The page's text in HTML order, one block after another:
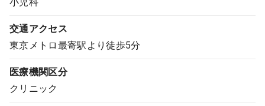
クリニック開業
DtoDとは
交通アクセス
東京メトロ最寄駅より徒歩5分
医療機関区分
クリニック